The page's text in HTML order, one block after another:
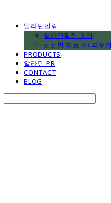
알라딘필링
알라딘필링 원리
신선한 재료 2B 파우더
PRODUCTS
알라딘 PR
CONTACT
BLOG